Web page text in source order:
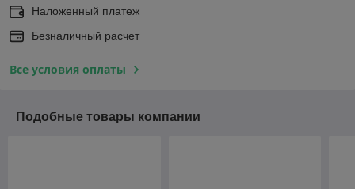
Наложенный платеж
Безналичный расчет
Все условия оплаты
Подобные товары компании